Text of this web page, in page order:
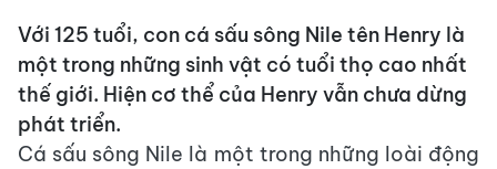
Với 125 tuổi, con cá sấu sông Nile tên Henry là
một trong những sinh vật có tuổi thọ cao nhất
thế giới. Hiện cơ thể của Henry vẫn chưa dừng
phát triển.
Cá sấu sông Nile là một trong những loài động